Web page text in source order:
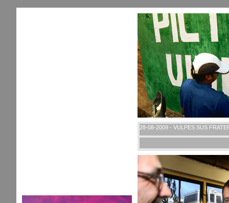
28-08-2009 - VULPES SUS